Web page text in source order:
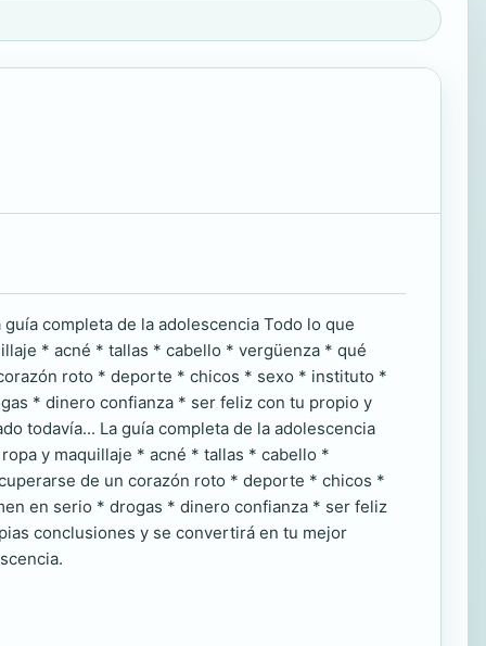
completa de la adolescencia Todo lo que
* acné * tallas * cabello * vergüenza * qué
roto * deporte * chicos * sexo * instituto *
* dinero confianza * ser feliz con tu propio y
todavía... La guía completa de la adolescencia
y maquillaje * acné * tallas * cabello *
de un corazón roto * deporte * chicos *
en serio * drogas * dinero confianza * ser feliz
conclusiones y se convertirá en tu mejor